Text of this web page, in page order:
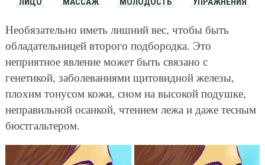
Необязательно иметь лишний вес, чтобы быть
обладательницей второго подбородка. Это
неприятное явление может быть связано с
генетикой, заболеваниями щитовидной железы,
плохим тонусом кожи, сном на высокой подушке,
неправильной осанкой, чтением лежа и даже тесным
бюстгальтером.